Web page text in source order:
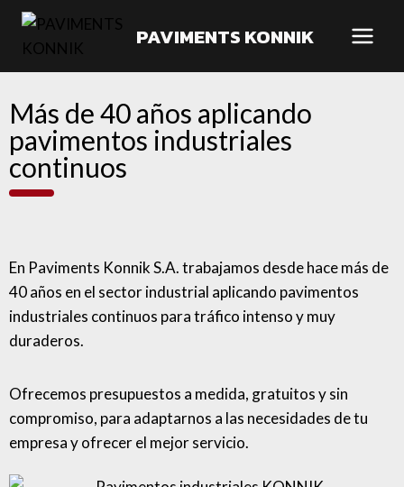
PAVIMENTS KONNIK
Más de 40 años aplicando
pavimentos industriales
continuos
En Paviments Konnik S.A. trabajamos desde hace más de
40 años en el sector industrial aplicando pavimentos
industriales continuos para tráfico intenso y muy
duraderos.
Ofrecemos presupuestos a medida, gratuitos y sin
compromiso, para adaptarnos a las necesidades de tu
empresa y ofrecer el mejor servicio.